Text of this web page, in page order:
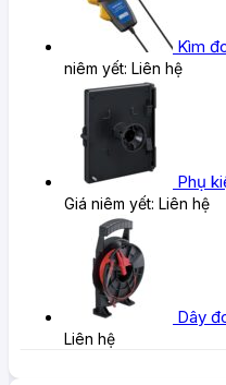
Kìm
niêm yết: Liên hệ
Phụ
Giá niêm yết: Liên hệ
Dây
Liên hệ